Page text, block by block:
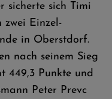
sicherte sich Timi
zwei Einzel-
in Oberstdorf.
nach seinem Sieg
449,3 Punkte und
Peter Prevc